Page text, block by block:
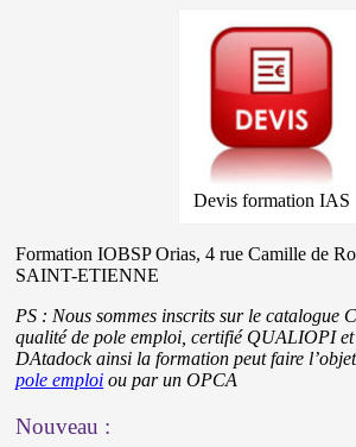
Devis formation IAS
Formation IOBSP Orias, 4 rue Camille de
SAINT-ETIENNE
PS : Nous sommes inscrits sur le catalogue
qualité de pole emploi, certifié QUALIOPI et
DAtadock ainsi la formation peut faire
pole emploi ou par un OPCA
Nouveau :